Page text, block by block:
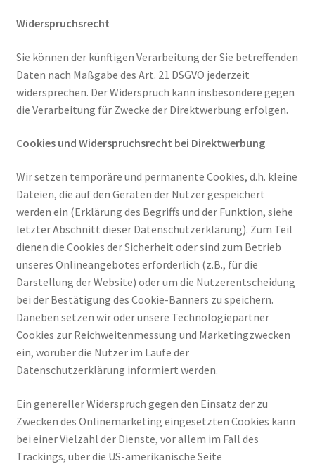
Widerspruchsrecht
Sie können der künftigen Verarbeitung der Sie betreffenden
Daten nach Maßgabe des Art. 21 DSGVO jederzeit
widersprechen. Der Widerspruch kann insbesondere gegen
die Verarbeitung für Zwecke der Direktwerbung erfolgen.
Cookies und Widerspruchsrecht bei Direktwerbung
Wir setzen temporäre und permanente Cookies, d.h. kleine
Dateien, die auf den Geräten der Nutzer gespeichert
werden ein (Erklärung des Begriffs und der Funktion, siehe
letzter Abschnitt dieser Datenschutzerklärung). Zum Teil
dienen die Cookies der Sicherheit oder sind zum Betrieb
unseres Onlineangebotes erforderlich (z.B., für die
Darstellung der Website) oder um die Nutzerentscheidung
bei der Bestätigung des Cookie-Banners zu speichern.
Daneben setzen wir oder unsere Technologiepartner
Cookies zur Reichweitenmessung und Marketingzwecken
ein, worüber die Nutzer im Laufe der
Datenschutzerklärung informiert werden.
Ein genereller Widerspruch gegen den Einsatz der zu
Zwecken des Onlinemarketing eingesetzten Cookies kann
bei einer Vielzahl der Dienste, vor allem im Fall des
Trackings, über die US-amerikanische Seite